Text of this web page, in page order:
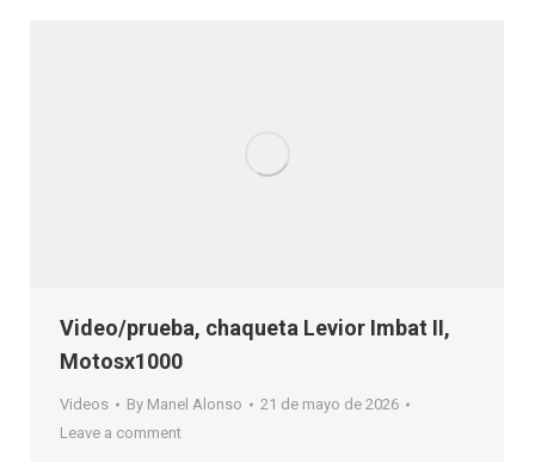
Video/prueba, chaqueta Levior Imbat II,
Motosx1000
Videos By Manel Alonso
21 de mayo de 2026
Leave a comment